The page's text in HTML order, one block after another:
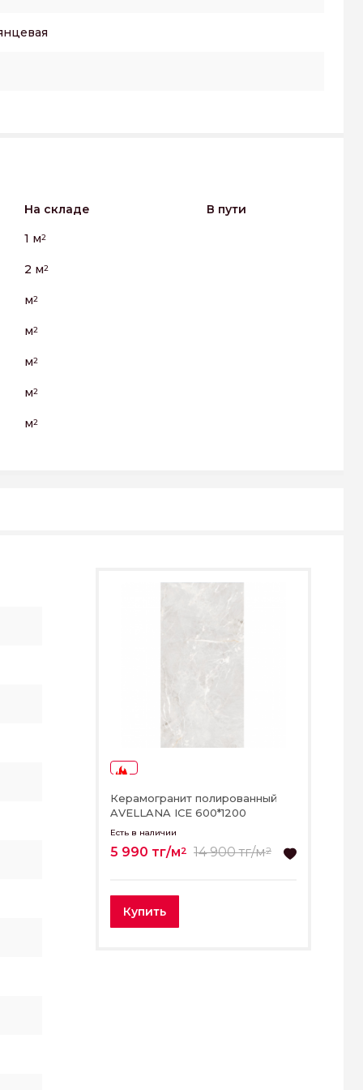
На складе
В пути
1 м2
2 м2
м2
м2
м2
м2
м2
Керамогранит полированный
AVELLANA ICE 600*1200
Есть в наличии
5 990 тг/м2 14 900 тг/м2
Купить